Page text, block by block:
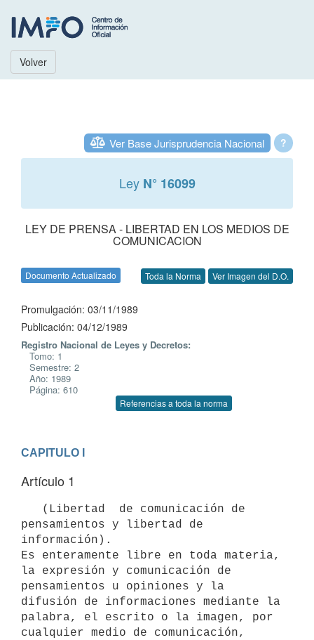
Volver
?
Ver Base Jurisprudencia Nacional
Ley N° 16099
LEY DE PRENSA - LIBERTAD EN LOS MEDIOS DE
COMUNICACION
Documento Actualizado Toda la Norma Ver Imagen del D.O.
Promulgación: 03/11/1989
Publicación: 04/12/1989
Registro Nacional de Leyes y Decretos:
Tomo: 1
Semestre: 2
Año: 1989
Página: 610
Referencias a toda la norma
CAPITULO I
Artículo 1
pensamientos y libertad de
información).
Es enteramente libre en toda materia,
la expresión y comunicación de
pensamientos u opiniones y la
difusión de informaciones mediante la
palabra, el escrito o la imagen, por
cualquier medio de comunicación,